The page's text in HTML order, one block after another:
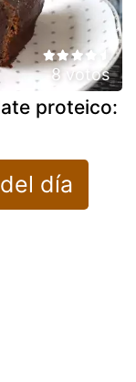
8 votos
proteico:
día